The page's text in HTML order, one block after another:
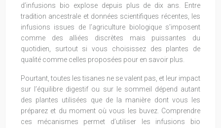
d’infusions bio explose depuis plus de dix ans. Entre
tradition ancestrale et données scientifiques récentes, les
infusions issues de l’agriculture biologique s’imposent
comme des alliées discrètes mais puissantes du
quotidien, surtout si vous choisissez des plantes de
qualité comme celles proposées pour en savoir plus.
Pourtant, toutes les tisanes ne se valent pas, et leur impact
sur l’équilibre digestif ou sur le sommeil dépend autant
des plantes utilisées que de la manière dont vous les
préparez et du moment où vous les buvez. Comprendre
ces mécanismes permet d’utiliser les infusions bio